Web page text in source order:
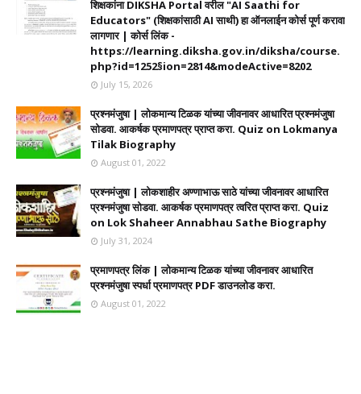
शिक्षकांना DIKSHA Portal वरील "AI Saathi for
Educators" (शिक्षकांसाठी AI साथी) हा ऑनलाईन कोर्स पूर्ण करावा
लागणार | कोर्स लिंक -
https://learning.diksha.gov.in/diksha/course.
php?id=1252§ion=2814&modeActive=8202
July 15, 2026
प्रश्नमंजुषा | लोकमान्य टिळक यांच्या जीवनावर आधारित प्रश्नमंजुषा
सोडवा. आकर्षक प्रमाणपत्र प्राप्त करा. Quiz on Lokmanya
Tilak Biography
August 01, 2022
प्रश्नमंजुषा | लोकशाहीर अण्णाभाऊ साठे यांच्या जीवनावर आधारित
प्रश्नमंजुषा सोडवा. आकर्षक प्रमाणपत्र त्वरित प्राप्त करा. Quiz
on Lok Shaheer Annabhau Sathe Biography
July 31, 2024
प्रमाणपत्र लिंक | लोकमान्य टिळक यांच्या जीवनावर आधारित
प्रश्नमंजुषा स्पर्धा प्रमाणपत्र PDF डाउनलोड करा.
August 01, 2022